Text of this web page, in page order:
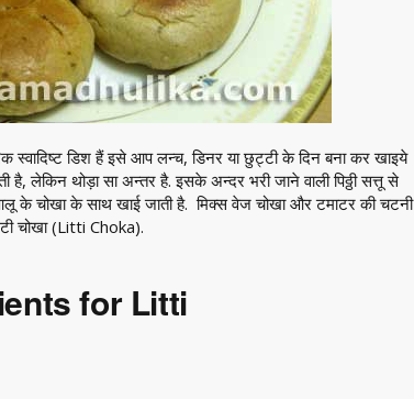
स्वादिष्ट डिश हैं इसे आप लन्च, डिनर या छुट्टी के दिन बना कर खाइये
लेकिन थोड़ा सा अन्तर है. इसके अन्दर भरी जाने वाली पिठ्ठी सत्तू से
के चोखा के साथ खाई जाती है. मिक्स वेज चोखा और टमाटर की चटनी
चोखा (Litti Choka).
for Litti